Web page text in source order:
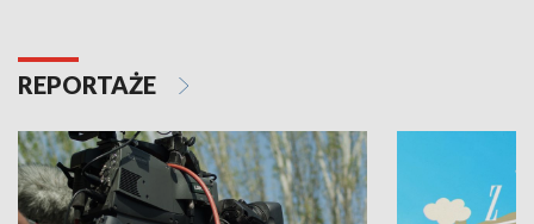
REPORTAŻE